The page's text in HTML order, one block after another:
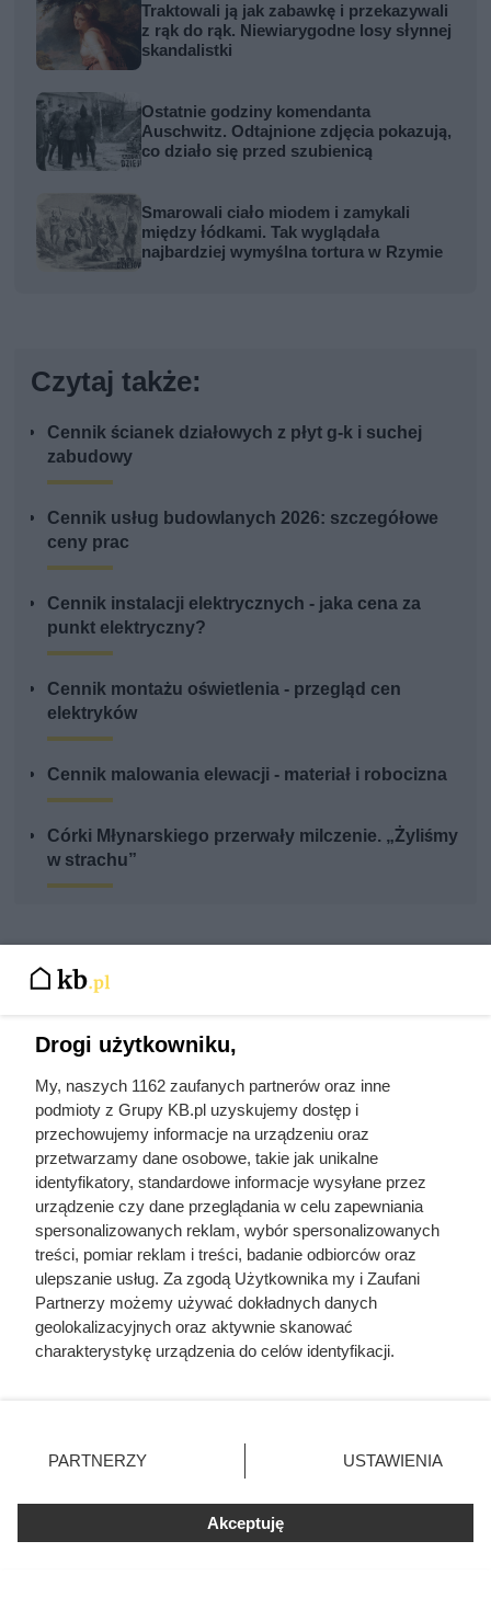
Traktowali ją jak zabawkę i przekazywali
z rąk do rąk. Niewiarygodne losy słynnej
skandalistki
Ostatnie godziny komendanta
Auschwitz. Odtajnione zdjęcia pokazują,
co działo się przed szubienicą
Smarowali ciało miodem i zamykali
między łódkami. Tak wyglądała
najbardziej wymyślna tortura w Rzymie
Czytaj także:
Cennik ścianek działowych z płyt g-k i suchej
zabudowy
Cennik usług budowlanych 2026: szczegółowe
ceny prac
Cennik instalacji elektrycznych - jaka cena za
punkt elektryczny?
Cennik montażu oświetlenia - przegląd cen
elektryków
Cennik malowania elewacji - materiał i robocizna
Córki Młynarskiego przerwały milczenie. „Żyliśmy
w strachu”
Doprowadził do śmierci większej
liczby ludzi niż Hitler i Stalin
razem wzięci. Mimo to czczą go
Drogi użytkowniku,
My, naszych 1162 zaufanych partnerów oraz inne
podmioty z Grupy KB.pl uzyskujemy dostęp i
przechowujemy informacje na urządzeniu oraz
przetwarzamy dane osobowe, takie jak unikalne
identyfikatory, standardowe informacje wysyłane przez
urządzenie czy dane przeglądania w celu zapewniania
spersonalizowanych reklam, wybór spersonalizowanych
treści, pomiar reklam i treści, badanie odbiorców oraz
ulepszanie usług. Za zgodą Użytkownika my i Zaufani
Partnerzy możemy używać dokładnych danych
geolokalizacyjnych oraz aktywnie skanować
charakterystykę urządzenia do celów identyfikacji.
zmienić/wycofać klikając przycisk ustawień prywatności
znajdujący się w lewym dolnym rogu strony. Niektóre
użytkownika, ale masz prawo sprzeciwić się takiemu
przetwarzaniu. Preferencje będą miały zastosowania tylko
PARTNERZY USTAWIENIA
Akceptuję